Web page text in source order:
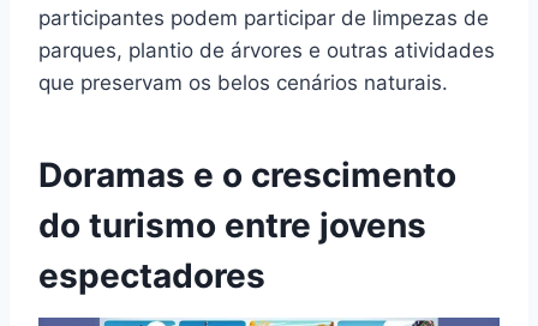
participantes podem participar de limpezas de
parques, plantio de árvores e outras atividades
que preservam os belos cenários naturais.
Doramas e o crescimento
do turismo entre jovens
espectadores